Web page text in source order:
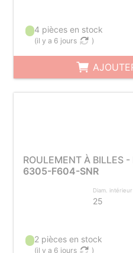
4 pièces en stock
(il y a 6 jours )
ROULEMENT À BILLES
6305-F604-SNR
Diam. intérieur
25
2 pièces en stock
(il y a 6 jours )